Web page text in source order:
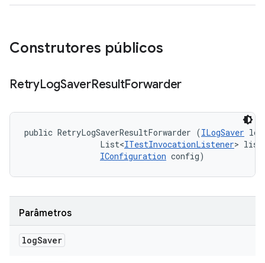
Construtores públicos
RetryLogSaverResultForwarder
public RetryLogSaverResultForwarder (ILogSaver
                List<
ITestInvocationListener>
IConfiguration config)
Parâmetros
logSaver